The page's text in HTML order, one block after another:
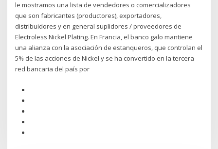
le mostramos una lista de vendedores o comercializadores
que son fabricantes (productores), exportadores,
distribuidores y en general suplidores / proveedores de
Electroless Nickel Plating. En Francia, el banco galo mantiene
una alianza con la asociación de estanqueros, que controlan el
5% de las acciones de Nickel y se ha convertido en la tercera
red bancaria del país por